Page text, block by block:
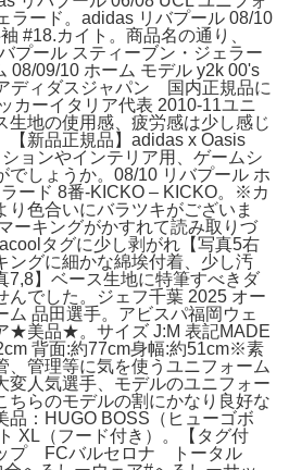
ラード。adidas リバプール 08/10
#18.カイト。商品名の通り、
プール スティーブン・ジェラー
08/09/10 ホーム モデル y2k 00's
ディダスジャパン 国内正規品に
ーイタリア代表 2010-11ユニ
地の使用感、疲労感は少し感じ
【新品正規品】adidas x Oasis
ョンやインテリア用、ゲームシ
でしょうか。08/10 リバプール ホ
ード 8番-KICKO – KICKO。※カ
り色合いにバラツキがございま
ーキングがかすれて読み取りづ
タグに少し剥がれ【写真5右
ングに細かな綿埃付着、少し汚
7,8】ベース生地に特筆すべきダ
んでした。ジェフ千葉 2025 オー
ム 品田選手。アビスパ福岡ウェ
★美品★。サイズ J:M 表記MADE
背面:約77cm身幅:約51cm※素
、管理等に気を使うユニフォーム
変人気選手、モデルのユニフォー
ちらのモデルの割にかなり良好な
品：HUGO BOSS（ヒューゴボ
XL（フード付き）。【タグ付
プ FCバルセロナ トータル